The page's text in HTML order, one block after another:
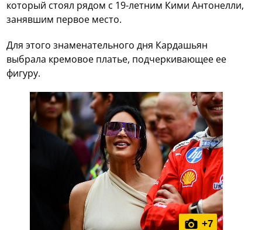
который стоял рядом с 19-летним Кими Антонелли,
занявшим первое место.
Для этого знаменательного дня Кардашьян
выбрала кремовое платье, подчеркивающее ее
фигуру.
+7